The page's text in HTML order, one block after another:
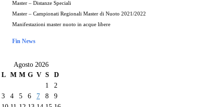
Master – Distanze Speciali
Master – Campionati Regionali Master di Nuoto 2021/2022
Manifestazioni master nuoto in acque libere
Fin News
Agosto 2026
L M M G V S
D
1
2
3
4 5 6 7 8
9